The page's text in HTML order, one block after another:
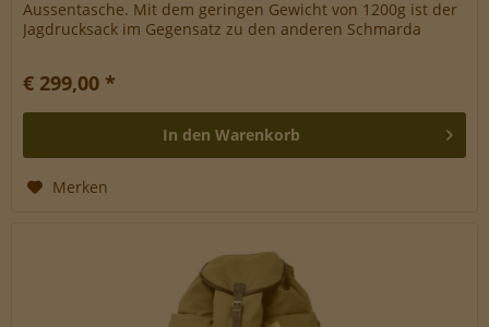
Aussentasche. Mit dem geringen Gewicht von 1200g ist der
Jagdrucksack im Gegensatz zu den anderen Schmarda
€ 299,00 *
In den Warenkorb
Merken